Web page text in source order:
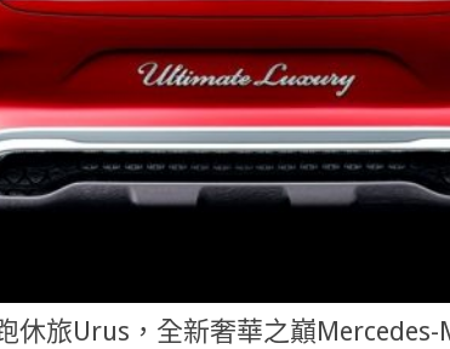
休旅Urus，全新奢華之巔Mercedes-